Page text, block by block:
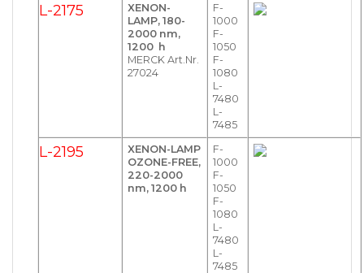
L-2175
XENON-
LAMP, 180-
2000 nm,
1200 h
MERCK Art.Nr.
27024
F-
1000
F-
1050
F-
1080
L-
7480
L-
7485
L-2195
XENON-LAMP
OZONE-FREE,
220-2000
nm, 1200 h
F-
1000
F-
1050
F-
1080
L-
7480
L-
7485